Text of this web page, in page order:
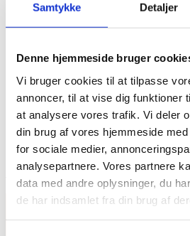
Samtykke Detaljer
Denne hjemmeside bruger
Vi bruger cookies til at tilpasse
annoncer, til at vise dig funktioner
at analysere vores trafik. Vi deler
din brug af vores hjemmeside
for sociale medier,
analysepartnere. Vores partnere
data med andre oplysninger, du
de har indsamlet fra din brug af
Hvis du har spørgsmål eller
95 33 95 og spørge efter
Johannesen.
LÆS MERE I
mol2020-09-25T08:48:28+02:0024/10/
Page load link